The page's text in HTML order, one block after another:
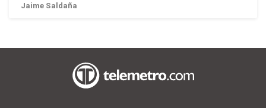
Jaime Saldaña